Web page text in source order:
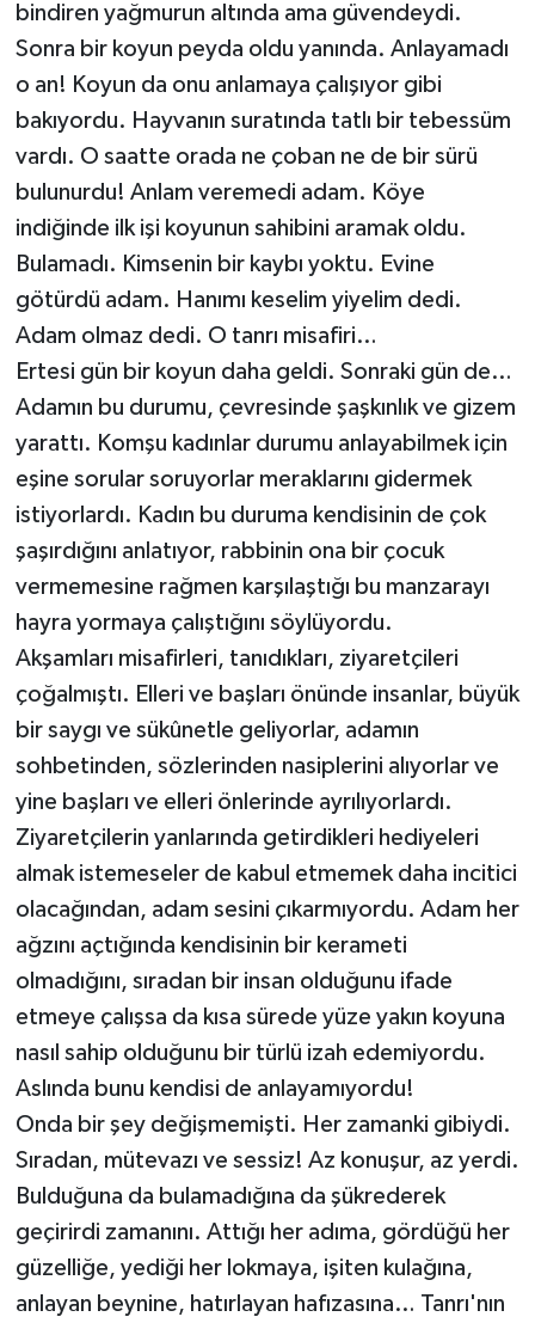
bindiren yağmurun altında ama güvendeydi.
Sonra bir koyun peyda oldu yanında. Anlayamadı
o an! Koyun da onu anlamaya çalışıyor gibi
bakıyordu. Hayvanın suratında tatlı bir tebessüm
vardı. O saatte orada ne çoban ne de bir sürü
bulunurdu! Anlam veremedi adam. Köye
indiğinde ilk işi koyunun sahibini aramak oldu.
Bulamadı. Kimsenin bir kaybı yoktu. Evine
götürdü adam. Hanımı keselim yiyelim dedi.
Adam olmaz dedi. O tanrı misafiri…
Ertesi gün bir koyun daha geldi. Sonraki gün de…
Adamın bu durumu, çevresinde şaşkınlık ve gizem
yarattı. Komşu kadınlar durumu anlayabilmek için
eşine sorular soruyorlar meraklarını gidermek
istiyorlardı. Kadın bu duruma kendisinin de çok
şaşırdığını anlatıyor, rabbinin ona bir çocuk
vermemesine rağmen karşılaştığı bu manzarayı
hayra yormaya çalıştığını söylüyordu.
Akşamları misafirleri, tanıdıkları, ziyaretçileri
çoğalmıştı. Elleri ve başları önünde insanlar, büyük
bir saygı ve sükûnetle geliyorlar, adamın
sohbetinden, sözlerinden nasiplerini alıyorlar ve
yine başları ve elleri önlerinde ayrılıyorlardı.
Ziyaretçilerin yanlarında getirdikleri hediyeleri
almak istemeseler de kabul etmemek daha incitici
olacağından, adam sesini çıkarmıyordu. Adam her
ağzını açtığında kendisinin bir kerameti
olmadığını, sıradan bir insan olduğunu ifade
etmeye çalışsa da kısa sürede yüze yakın koyuna
nasıl sahip olduğunu bir türlü izah edemiyordu.
Aslında bunu kendisi de anlayamıyordu!
Onda bir şey değişmemişti. Her zamanki gibiydi.
Sıradan, mütevazı ve sessiz! Az konuşur, az yerdi.
Bulduğuna da bulamadığına da şükrederek
geçirirdi zamanını. Attığı her adıma, gördüğü her
güzelliğe, yediği her lokmaya, işiten kulağına,
anlayan beynine, hatırlayan hafızasına… Tanrı'nın